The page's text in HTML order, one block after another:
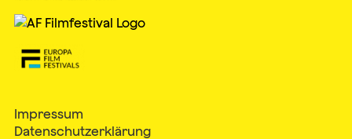
Impressum
Datenschutzerklärung